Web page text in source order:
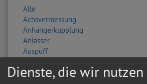
Alle
Achsvermessung
Anhängerkupplung
Anlasser
Auspuff
Bremsen
Dienste, die wir